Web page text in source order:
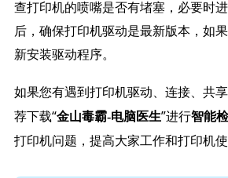
查打印机的喷嘴是否有堵塞，必要时
后，确保打印机驱动是最新版本，如
新安装驱动程序。
如果您有遇到打印机驱动、连接、共
荐下载“金山毒霸-电脑医生”进行智能
打印机问题，提高大家工作和打印机使